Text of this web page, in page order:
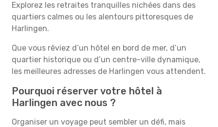
Explorez les retraites tranquilles nichées dans des
quartiers calmes ou les alentours pittoresques de
Harlingen.
Que vous rêviez d’un hôtel en bord de mer, d’un
quartier historique ou d’un centre-ville dynamique,
les meilleures adresses de Harlingen vous attendent.
Pourquoi réserver votre hôtel à
Harlingen avec nous ?
Organiser un voyage peut sembler un défi, mais